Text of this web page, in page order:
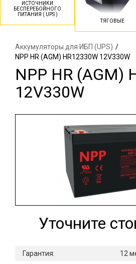
ИСТОЧНИКИ
БЕСПЕРЕБОЙНОГО
ПИТАНИЯ ( UPS )
ТЯГОВЫЕ
Аккумуляторы для ИБП (UPS) /
NPP HR (AGM) HR12330W 12V330W
NPP HR (AGM)
12V330W
Уточните
Гарантия: 12